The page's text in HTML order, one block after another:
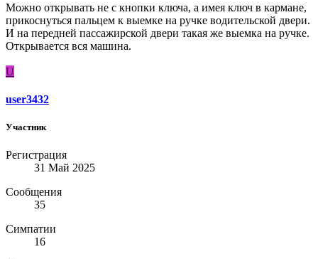
Можно открывать не с кнопки ключа, а имея ключ в кармане,
прикоснуться пальцем к выемке на ручке водительской двери.
И на передней пассажирской двери такая же выемка на ручке.
Открывается вся машина.
U
user3432
Участник
Регистрация
31 Май 2025
Сообщения
35
Симпатии
16